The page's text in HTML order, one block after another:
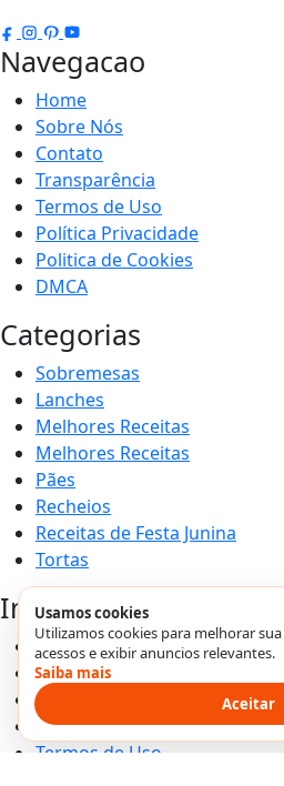
Navegacao
Home
Sobre Nós
Contato
Transparência
Termos de Uso
Política Privacidade
Politica de Cookies
DMCA
Categorias
Sobremesas
Lanches
Melhores Receitas
Melhores Receitas
Pães
Recheios
Receitas de Festa Junina
Tortas
Institucional
Home
Sobre Nós
Contato
Transparência
Termos de Uso
Usamos cookies
Utilizamos cookies para melhorar
acessos e exibir anuncios relevantes.
Saiba mais
Aceitar